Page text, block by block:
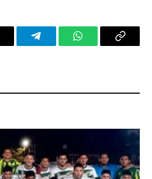
TelegramWhatsAppCopy